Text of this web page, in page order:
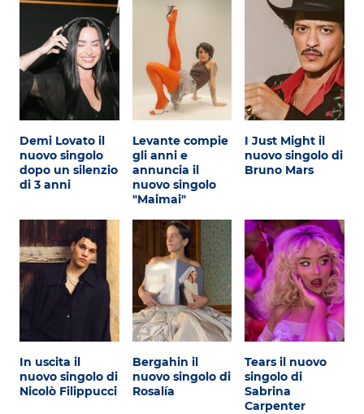
Demi Lovato il
nuovo singolo
dopo un silenzio
di 3 anni
Levante compie
gli anni e
annuncia il
nuovo singolo
"Maimai"
I Just Might il
nuovo singolo di
Bruno Mars
In uscita il
nuovo singolo di
Nicolò Filippucci
Bergahin il
nuovo singolo di
Rosalía
Tears il nuovo
singolo di
Sabrina
Carpenter